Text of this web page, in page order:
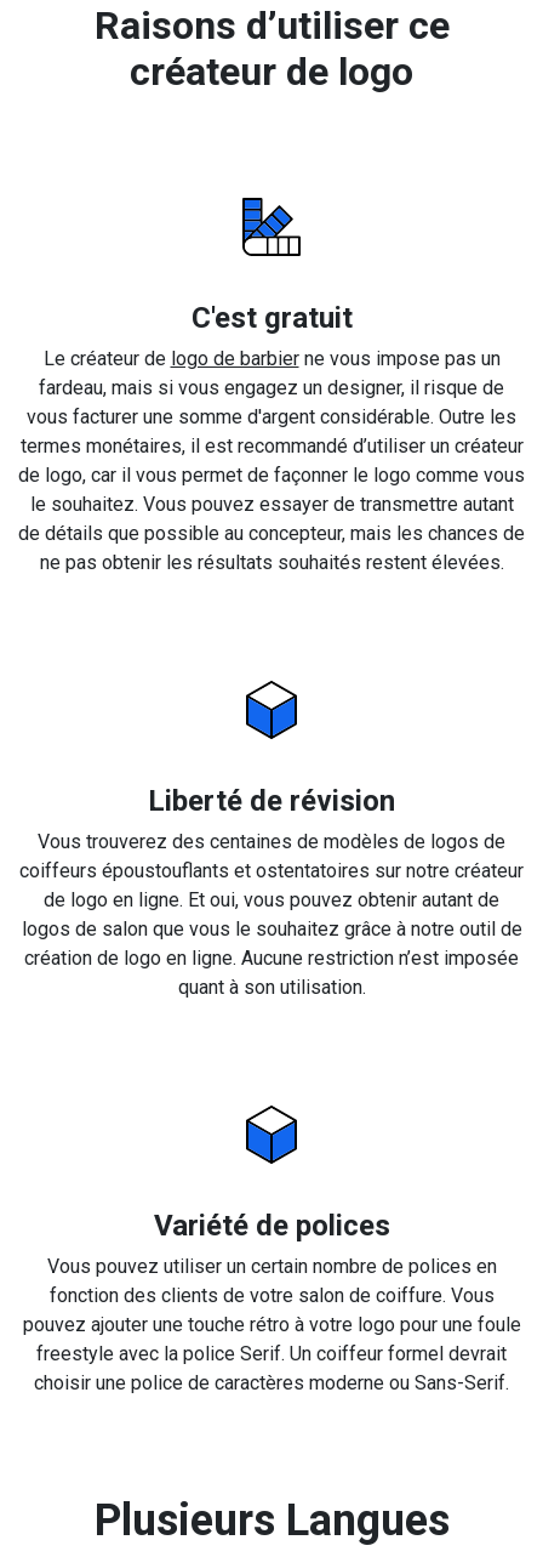
Raisons d’utiliser ce
créateur de logo
C'est gratuit
Le créateur de logo de barbierne vous impose pas un
fardeau, mais si vous engagez un designer, il risque de
vous facturer une somme d'argent considérable. Outre les
termes monétaires, il est recommandé d’utiliser un créateur
de logo, car il vous permet de façonner le logo comme vous
le souhaitez. Vous pouvez essayer de transmettre autant
de détails que possible au concepteur, mais les chances de
ne pas obtenir les résultats souhaités restent élevées.
Liberté de révision
Vous trouverez des centaines de modèles de logos de
coiffeurs époustouflants et ostentatoires sur notre créateur
de logo en ligne. Et oui, vous pouvez obtenir autant de
logos de salon que vous le souhaitez grâce à notre outil de
création de logo en ligne. Aucune restriction n’est imposée
quant à son utilisation.
Variété de polices
Vous pouvez utiliser un certain nombre de polices en
fonction des clients de votre salon de coiffure. Vous
pouvez ajouter une touche rétro à votre logo pour une foule
freestyle avec la police Serif. Un coiffeur formel devrait
choisir une police de caractères moderne ou Sans-Serif.
Plusieurs Langues